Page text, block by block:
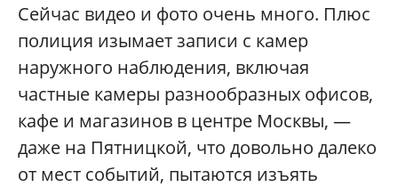
Сейчас видео и фото очень много. Плюс
полиция изымает записи с камер
наружного наблюдения, включая
частные камеры разнообразных офисов,
кафе и магазинов в центре Москвы, —
даже на Пятницкой, что довольно далеко
от мест событий, пытаются изъять